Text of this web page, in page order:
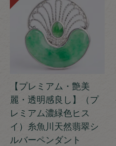
【プレミアム・艶美
麗・透明感良し】（プ
レミアム濃緑色ヒス
イ）糸魚川天然翡翠シ
ルバーペンダント